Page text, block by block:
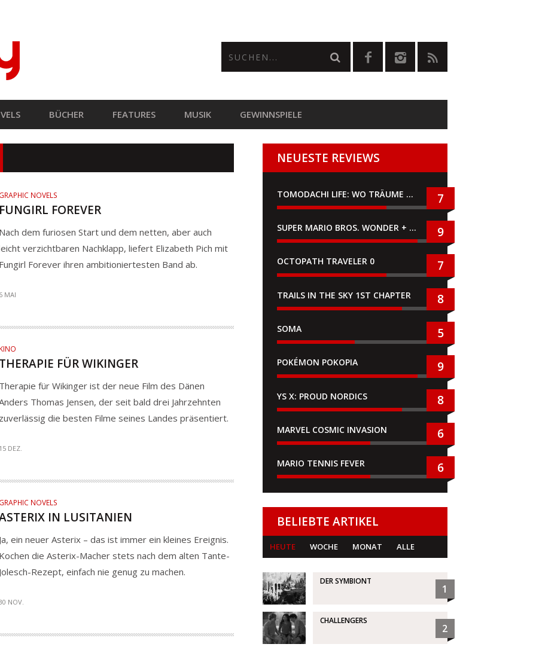
BÜCHER FEATURES MUSIK GEWINNSPIELE
NOVELS
FOREVER
dem furiosen Start und dem netten, aber auch
verzichtbaren Nachklapp, liefert Elizabeth Pich mit
Forever ihren ambitioniertesten Band ab.
MAI
FÜR WIKINGER
für Wikinger ist der neue Film des Dänen
Thomas Jensen, der seit bald drei Jahrzehnten
die besten Filme seines Landes präsentiert.
DEZ.
NOVELS
IN LUSITANIEN
ein neuer Asterix – das ist immer ein kleines Ereignis.
die Asterix-Macher stets nach dem alten Tante-
Rezept, einfach nie genug zu machen.
NOV.
NEUESTE REVIEWS
TOMODACHI LIFE: WO TRÄUME WAHR WERDEN 7
SUPER MARIO BROS. WONDER + GEMEINSAM IM BELLABEL-PARK 9
OCTOPATH TRAVELER 0 7
TRAILS IN THE SKY 1ST CHAPTER 8
SOMA 5
POKÉMON POKOPIA 9
YS X: PROUD NORDICS 8
MARVEL COSMIC INVASION 6
MARIO TENNIS FEVER 6
BELIEBTE ARTIKEL
HEUTE WOCHE MONAT ALLE
DER SYMBIONT
1
CHALLENGERS
2